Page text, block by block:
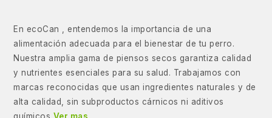
En ecoCan , entendemos la importancia de una
alimentación adecuada para el bienestar de tu perro.
Nuestra amplia gama de piensos secos garantiza calidad
y nutrientes esenciales para su salud. Trabajamos con
marcas reconocidas que usan ingredientes naturales y de
alta calidad, sin subproductos cárnicos ni aditivos